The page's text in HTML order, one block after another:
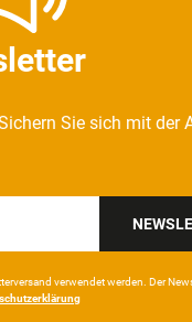
Sie sich mit der
ver­wen­det werden. Der